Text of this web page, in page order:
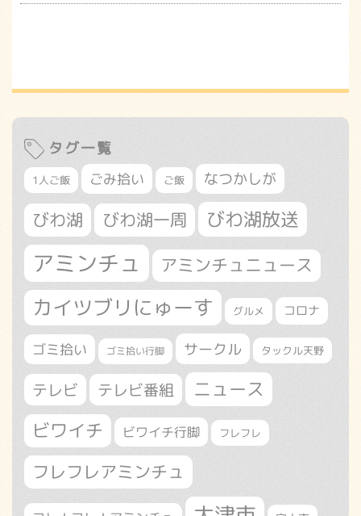
タグ一覧
1人ご飯 ごみ拾い ご飯 なつかしが
びわ湖 びわ湖一周 びわ湖放送
アミンチュ アミンチュニュース
カイツブリにゅーす グルメ コロナ
ゴミ拾い ゴミ拾い行脚 サークル タックル天野
テレビ テレビ番組 ニュース
ビワイチ ビワイチ行脚 フレフレ
フレフレアミンチュ